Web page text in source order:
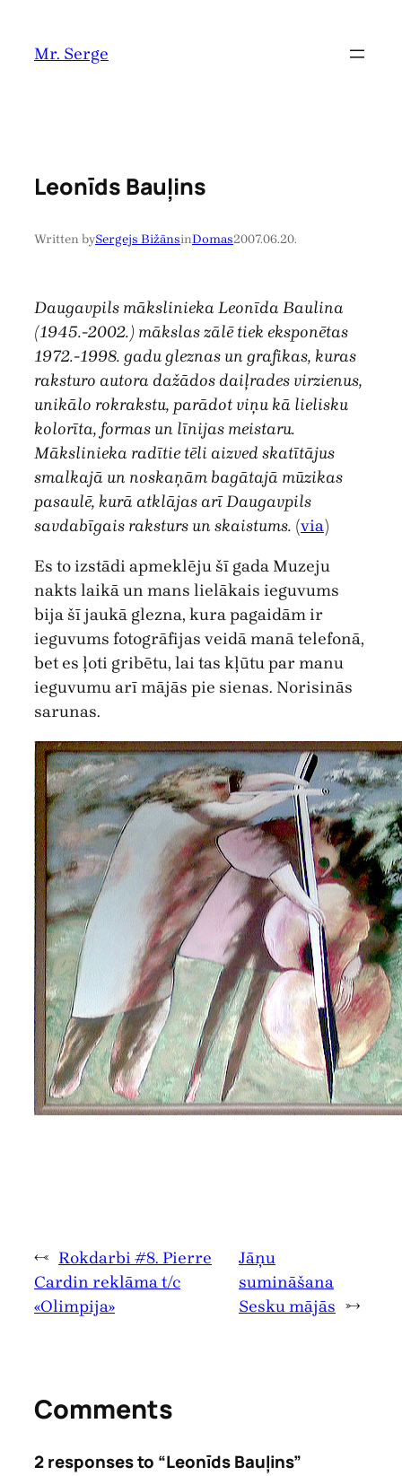
saturu
Mr. Serge
Leonīds Bauļins
Written bySergejs BižānsinDomas2007.06.20.
Daugavpils mākslinieka Leonīda Baulina
(1945.-2002.) mākslas zālē tiek eksponētas
1972.-1998. gadu gleznas un grafikas, kuras
raksturo autora dažādos daiļrades virzienus,
unikālo rokrakstu, parādot viņu kā lielisku
kolorīta, formas un līnijas meistaru.
Mākslinieka radītie tēli aizved skatītājus
smalkajā un noskaņām bagātajā mūzikas
pasaulē, kurā atklājas arī Daugavpils
savdabīgais raksturs un skaistums. (via)
Es to izstādi apmeklēju šī gada Muzeju
nakts laikā un mans lielākais ieguvums
bija šī jaukā glezna, kura pagaidām ir
ieguvums fotogrāfijas veidā manā telefonā,
bet es ļoti gribētu, lai tas kļūtu par manu
ieguvumu arī mājās pie sienas. Norisinās
sarunas.
← Rokdarbi #8. Pierre
Cardin reklāma t/c
«Olimpija»
Jāņu
sumināšana
Sesku mājās →
Comments
2 responses to “Leonīds Bauļins”